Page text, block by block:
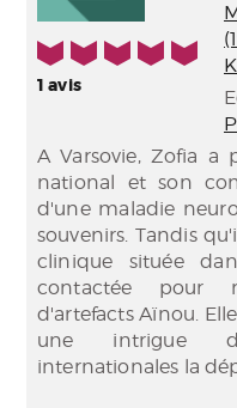
5/5
1avis
A Varsovie, Zofia a
national et son
d'une maladie
souvenirs. Tandis
clinique située
contactée pour
d'artefacts Aïnou.
une intrigue
internationales la